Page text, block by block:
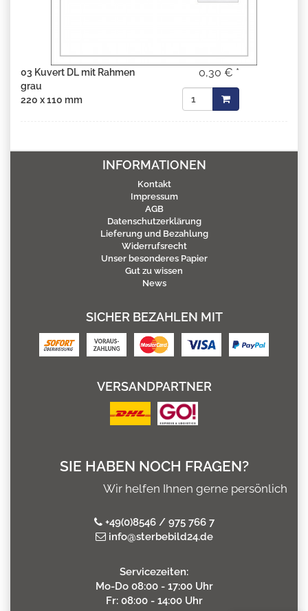
03 Kuvert DL mit Rahmen
grau
220 x 110 mm
0,30 € *
INFORMATIONEN
Kontakt
Impressum
AGB
Datenschutzerklärung
Lieferung und Bezahlung
Widerrufsrecht
Unser besonderes Papier
Gut zu wissen
News
SICHER BEZAHLEN MIT
VERSANDPARTNER
SIE HABEN NOCH FRAGEN?
Wir helfen Ihnen gerne persönlich
+49(0)8546 / 975 766 7
info@sterbebild24.de
Servicezeiten:
Mo-Do 08:00 - 17:00 Uhr
Fr: 08:00 - 14:00 Uhr